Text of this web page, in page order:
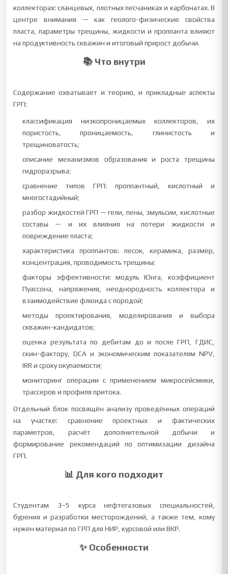
коллекторах: сланцевых, плотных песчаниках и карбонатах. В
центре внимания — как геолого-физические свойства
пласта, параметры трещины, жидкости и проппанта влияют
на продуктивность скважин и итоговый прирост добычи.
📚 Что внутри
Содержание охватывает и теорию, и прикладные аспекты
ГРП:
классификация низкопроницаемых коллекторов, их
пористость, проницаемость, глинистость и
трещиноватость;
описание механизмов образования и роста трещины
гидроразрыва;
сравнение типов ГРП: проппантный, кислотный и
многостадийный;
разбор жидкостей ГРП — гели, пены, эмульсии, кислотные
составы — и их влияния на потери жидкости и
повреждение пласта;
характеристика проппантов: песок, керамика, размер,
концентрация, проводимость трещины;
факторы эффективности: модуль Юнга, коэффициент
Пуассона, напряжения, неоднородность коллектора и
взаимодействие флюида с породой;
методы проектирования, моделирования и выбора
скважин-кандидатов;
оценка результата по дебитам до и после ГРП, ГДИС,
скин-фактору, DCA и экономическим показателям NPV,
IRR и сроку окупаемости;
мониторинг операции с применением микросейсмики,
трассеров и профиля притока.
Отдельный блок посвящён анализу проведённых операций
на участке: сравнение проектных и фактических
параметров, расчёт дополнительной добычи и
формирование рекомендаций по оптимизации дизайна
ГРП.
📊 Для кого подходит
Студентам 3–5 курса нефтегазовых специальностей,
бурения и разработки месторождений, а также тем, кому
нужен материал по ГРП для НИР, курсовой или ВКР.
✨ Особенности